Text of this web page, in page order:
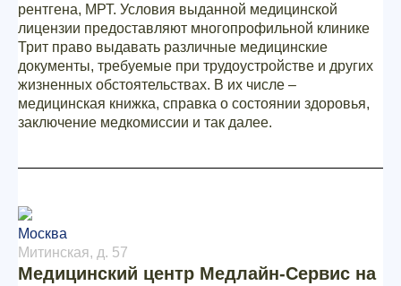
рентгена, МРТ. Условия выданной медицинской
лицензии предоставляют многопрофильной клинике
Трит право выдавать различные медицинские
документы, требуемые при трудоустройстве и других
жизненных обстоятельствах. В их числе –
медицинская книжка, справка о состоянии здоровья,
заключение медкомиссии и так далее.
Москва
Митинская, д. 57
Медицинский центр Медлайн-Сервис на